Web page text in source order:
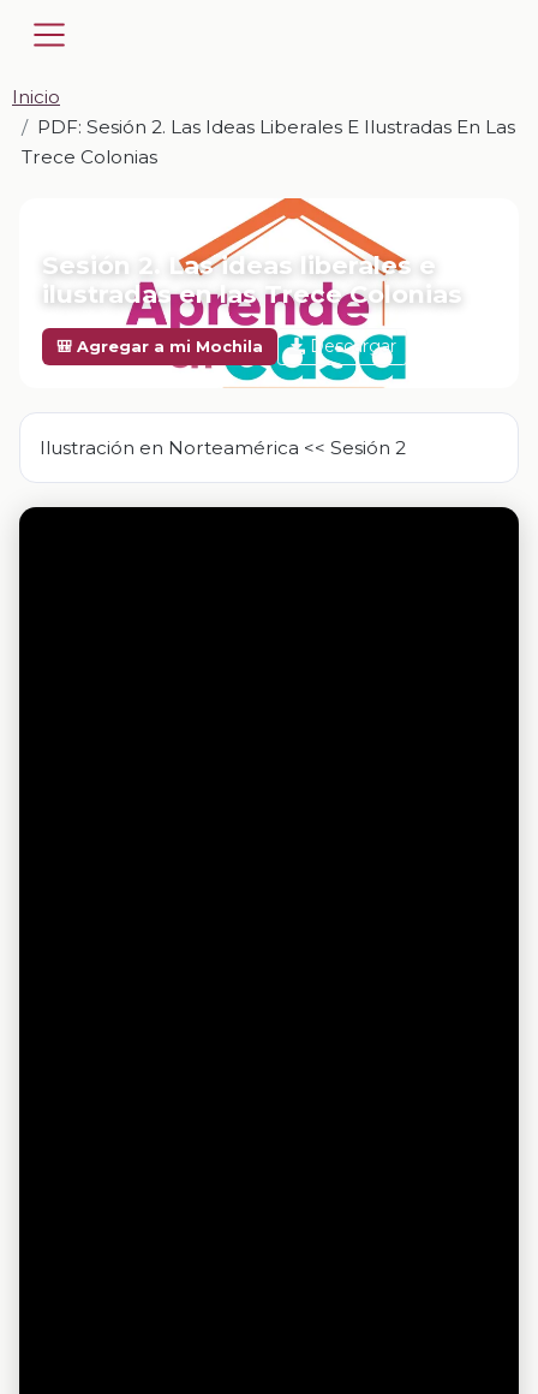
Inicio
PDF: Sesión 2. Las Ideas Liberales E Ilustradas En Las
Trece Colonias
Sesión 2. Las ideas liberales e
ilustradas en las Trece Colonias
🎒 Agregar a mi Mochila Descargar
Ilustración en Norteamérica << Sesión 2